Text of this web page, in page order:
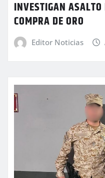
INVESTIGAN
COMPRA DE ORO
Editor Noticias